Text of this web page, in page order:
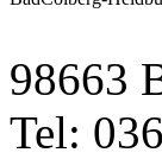
98663
Tel: